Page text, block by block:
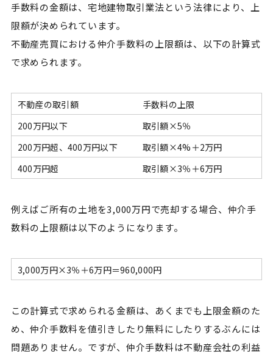
手数料の金額は、宅地建物取引業法という法律により、上
限額が決められています。
不動産売買における仲介手数料の上限額は、以下の計算式
で求められます。
不動産の取引額
手数料の上限
200万円以下
取引額×5％
200万円超、400万円以下
取引額×4%＋2万円
400万円超
取引額×3％＋6万円
例えばご所有の土地を3,000万円で売却する場合、仲介手
数料の上限額は以下のようになります。
3,000万円×3％＋6万円＝960,000円
この計算式で求められる金額は、あくまでも上限金額のた
め、仲介手数料を値引きしたり無料にしたりするぶんには
問題ありません。ですが、仲介手数料は不動産会社の利益